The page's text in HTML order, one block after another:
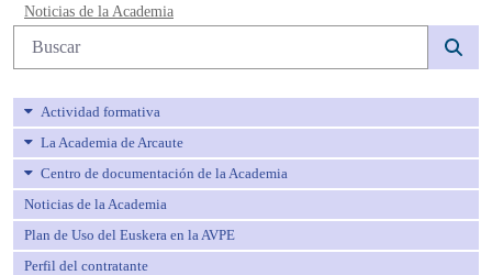
Noticias de la Academia - avpe
Noticias de la Academia
Búsqueda web
Actividad formativa
La Academia de Arcaute
Centro de documentación de la Academia
Noticias de la Academia
Plan de Uso del Euskera en la AVPE
Perfil del contratante